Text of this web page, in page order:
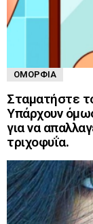
ΟΜΟΡΦΙΆ
Σταματήστε
Υπάρχουν
για να
τριχοφυΐα.